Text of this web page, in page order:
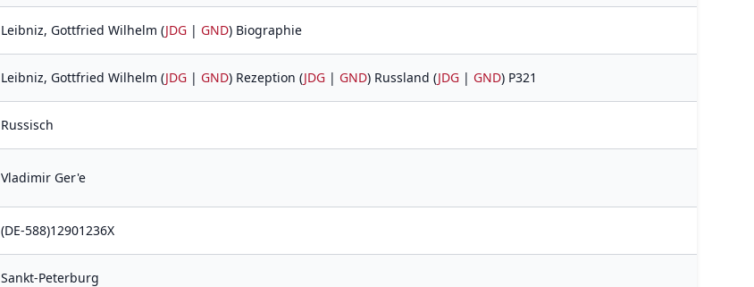
Leibniz, Gottfried Wilhelm (JDG | GND) Biographie
Leibniz, Gottfried Wilhelm (JDG | GND) Rezeption (JDG | GND) Russland (JDG | GND) P321
Russisch
Vladimir Ger'e
(DE-588)12901236X
Sankt-Peterburg